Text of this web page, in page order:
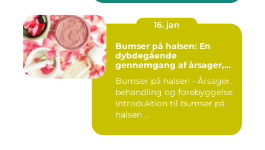
16. jan
Bumser på halsen: En
dybdegående
gennemgang af årsager,
forebyggelse
Bumser på halsen - Årsager,
behandling og forebyggelse
Introduktion til bumser på
halsen ...